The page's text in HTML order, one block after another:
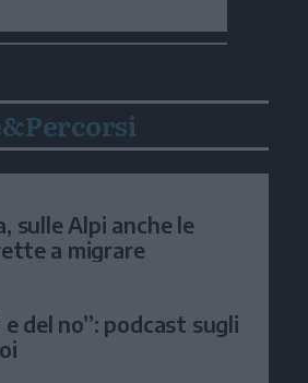
sulle Alpi anche le
a migrare
e del no”: podcast sugli